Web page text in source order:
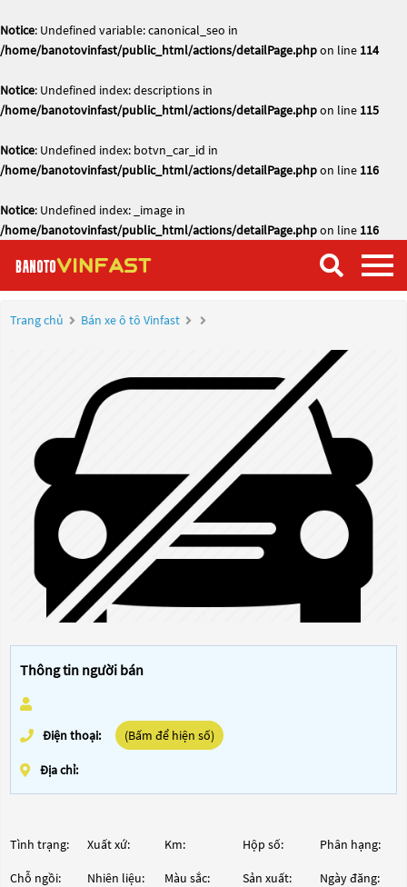
Notice: Undefined variable: canonical_seo in
/home/banotovinfast/public_html/actions/detailPage.phpon line 114
Notice: Undefined index: descriptions in
/home/banotovinfast/public_html/actions/detailPage.phpon line 115
Notice: Undefined index: botvn_car_id in
/home/banotovinfast/public_html/actions/detailPage.phpon line 116
Notice: Undefined index: _image in
/home/banotovinfast/public_html/actions/detailPage.phpon line 116
Trang chủ Bán xe ô tô Vinfast
Thông tin người bán
Điện thoại: (Bấm để hiện số)
Địa chỉ:
Tình trạng: Xuất xứ: Km: Hộp số: Phân hạng:
Chỗ ngồi: Nhiên liệu: Màu sắc: Sản xuất: Ngày đăng: